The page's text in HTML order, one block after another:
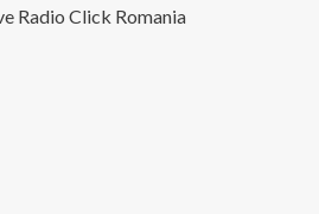
Radio Click Romania